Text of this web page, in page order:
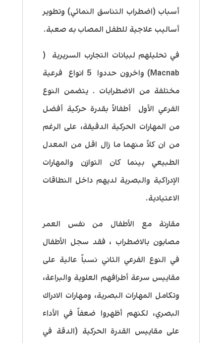
أسباب (اضطراب التناسق النمائي) وتطوير
أساليب علاجية للطفل المصاب به صعبة.
في تحليلهم لبيانات التجارب السريرية (
Macnab) واخرون حددوا 5 انواع فرعية
مختلفة من الاضطرابات . يتضمن النوع
الفرعي الأول أطفالاً بقدرة حركية أفضل
من المهارات الحركية الدقيقة، على الرغم
من ان كلاً منهما ما زال اقل من المعدل
الطبيعي بينما كان التوازن والمهارات
الإدراكية والبصرية لديهم داخل النطاقات
الاعتيادية.
مقارنة مع الأطفال من نفس العمر
مصابون بالاضطراب ، فقد سجل الأطفال
في النوع الفرعي الثاني نسباً عالية على
مقاييس سرعة أطرافهم العلوية والبراعة،
وتكامل المهارات البصرية، ومهارات الادراك
البصري، لكنهم أظهروا ضعفاً في الأداء
على مقاييس القدرة الحركية (الدقة في